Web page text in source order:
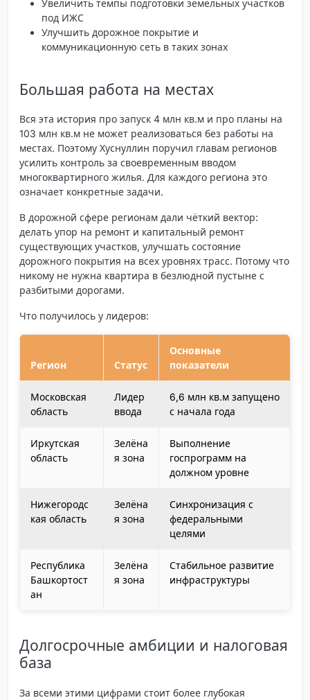
Увеличить темпы подготовки земельных участков
под ИЖС
Улучшить дорожное покрытие и
коммуникационную сеть в таких зонах
Большая работа на местах
Вся эта история про запуск 4 млн кв.м и про планы на
103 млн кв.м не может реализоваться без работы на
местах. Поэтому Хуснуллин поручил главам регионов
усилить контроль за своевременным вводом
многоквартирного жилья. Для каждого региона это
означает конкретные задачи.
В дорожной сфере регионам дали чёткий вектор:
делать упор на ремонт и капитальный ремонт
существующих участков, улучшать состояние
дорожного покрытия на всех уровнях трасс. Потому что
никому не нужна квартира в безлюдной пустыне с
разбитыми дорогами.
Что получилось у лидеров:
Регион Статус
Основные
показатели
Московская
область
Лидер
ввода
6,6 млн кв.м запущено
с начала года
Иркутская
область
Зелёна
я зона
Выполнение
госпрограмм на
должном уровне
Нижегородс
кая область
Зелёна
я зона
Синхронизация с
федеральными
целями
Республика
Башкортост
ан
Зелёна
я зона
Стабильное развитие
инфраструктуры
Долгосрочные амбиции и налоговая
база
За всеми этими цифрами стоит более глубокая